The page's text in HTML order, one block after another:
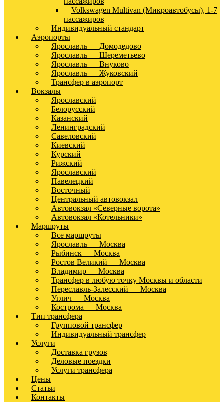
Volkswagen Multivan (Микроавтобусы), 1-7
пассажиров
Индивидуальный стандарт
Аэропорты
Ярославль — Домодедово
Ярославль — Шереметьево
Ярославль — Внуково
Ярославль — Жуковский
Трансфер в аэропорт
Вокзалы
Ярославский
Белорусский
Казанский
Ленинградский
Савеловский
Киевский
Курский
Рижский
Ярославский
Павелецкий
Восточный
Центральный автовокзал
Автовокзал «Северные ворота»
Автовокзал «Котельники»
Маршруты
Все маршруты
Ярославль — Москва
Рыбинск — Москва
Ростов Великий — Москва
Владимир — Москва
Трансфер в любую точку Москвы и области
Переславль-Залесский — Москва
Углич — Москва
Кострома — Москва
Тип трансфера
Групповой трансфер
Индивидуальный трансфер
Услуги
Доставка грузов
Деловые поездки
Услуги трансфера
Цены
Статьи
Контакты